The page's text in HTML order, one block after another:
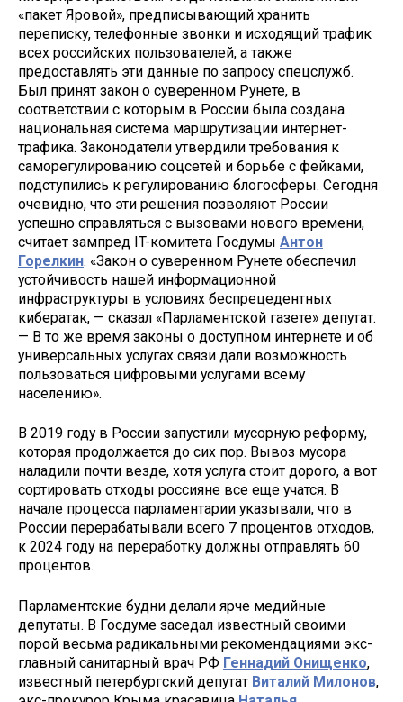
«пакет Яровой», предписывающий хранить
переписку, телефонные звонки и исходящий трафик
всех российских пользователей, а также
предоставлять эти данные по запросу спецслужб.
Был принят закон о суверенном Рунете, в
соответствии с которым в России была создана
национальная система маршрутизации интернет-
трафика. Законодатели утвердили требования к
саморегулированию соцсетей и борьбе с фейками,
подступились к регулированию блогосферы. Сегодня
очевидно, что эти решения позволяют России
успешно справляться с вызовами нового времени,
считает зампред IT-комитета Госдумы Антон
Горелкин. «Закон о суверенном Рунете обеспечил
устойчивость нашей информационной
инфраструктуры в условиях беспрецедентных
кибератак, — сказал «Парламентской газете» депутат.
— В то же время законы о доступном интернете и об
универсальных услугах связи дали возможность
пользоваться цифровыми услугами всему
населению».
В 2019 году в России запустили мусорную реформу,
которая продолжается до сих пор. Вывоз мусора
наладили почти везде, хотя услуга стоит дорого, а вот
сортировать отходы россияне все еще учатся. В
начале процесса парламентарии указывали, что в
России перерабатывали всего 7 процентов отходов,
к 2024 году на переработку должны отправлять 60
процентов.
Парламентские будни делали ярче медийные
депутаты. В Госдуме заседал известный своими
порой весьма радикальными рекомендациями экс-
главный санитарный врач РФ Геннадий Онищенко,
известный петербургский депутат Виталий Милонов,